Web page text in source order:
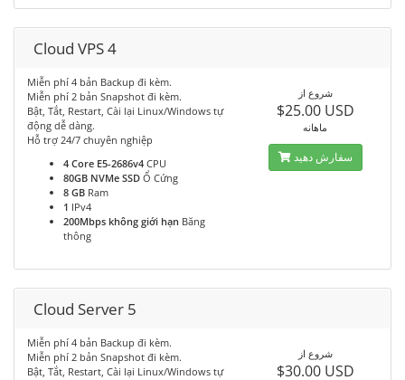
Cloud VPS 4
Miễn phí 4 bản Backup đi kèm.
Miễn phí 2 bản Snapshot đi kèm.
Bật, Tắt, Restart, Cài lại Linux/Windows tự
động dễ dàng.
Hỗ trợ 24/7 chuyên nghiệp
4 Core E5-2686v4 CPU
80GB NVMe SSD Ổ Cứng
8 GB Ram
1 IPv4
200Mbps không giới hạn Băng
thông
شروع از
$25.00 USD
ماهانه
سفارش دهید
Cloud Server 5
Miễn phí 4 bản Backup đi kèm.
Miễn phí 2 bản Snapshot đi kèm.
Bật, Tắt, Restart, Cài lại Linux/Windows tự
شروع از
$30.00 USD